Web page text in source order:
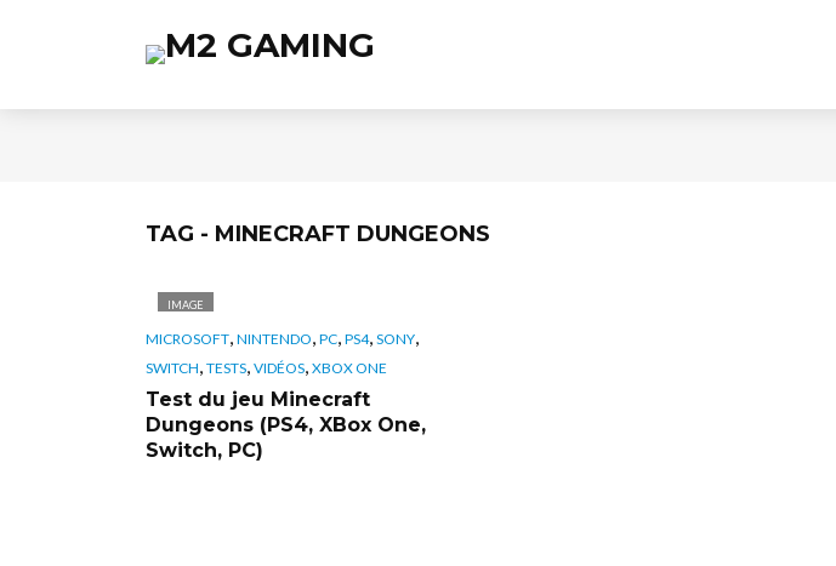
TAG - MINECRAFT DUNGEONS
IMAGE
MICROSOFT, NINTENDO, PC, PS4, SONY,
SWITCH, TESTS, VIDÉOS, XBOX ONE
Test du jeu Minecraft
Dungeons (PS4, XBox One,
Switch, PC)